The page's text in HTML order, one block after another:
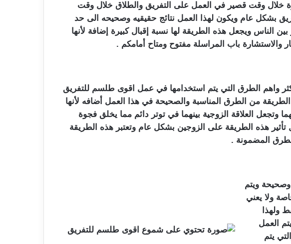
خلال وقت قصير في العمل على التفريق والطلاق خلال وقت
بشكل عام ويكون لهذا العمل نتائج حقيقيه وصحيحه الى حد
الناس ويجعل هذه الطريقة لها نسبة إقبال كبيرة إضافة لأنها
والاستشارة باب المراسلة مفتوح ومتاح أمامكم .
واهم الطرق التي يتم استخدامها في عمل اقوى طلسم للتفريق
من الطرق المناسبة والصحيحة في هذا العمل أضافه لأنها
وتجعل العلاقة الزوجية بينهما في توتر دائم مما يخلق فجوة
تأثير هذه الطريقة على الزوجين بشكل عام وتعتبر هذه الطريقة
المضمونة .
وصحيحة ويتم
ولا يعني
ولهذا
العمل
يتم